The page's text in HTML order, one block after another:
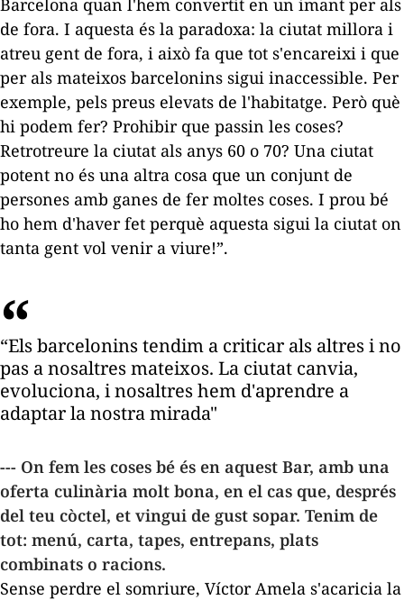
de fora. I aquesta és la paradoxa: la ciutat millora i
atreu gent de fora, i això fa que tot s'encareixi i que
per als mateixos barcelonins sigui inaccessible. Per
exemple, pels preus elevats de l'habitatge. Però què
hi podem fer? Prohibir que passin les coses?
Retrotreure la ciutat als anys 60 o 70? Una ciutat
potent no és una altra cosa que un conjunt de
persones amb ganes de fer moltes coses. I prou bé
ho hem d'haver fet perquè aquesta sigui la ciutat on
tanta gent vol venir a viure!”.
“Els barcelonins tendim a criticar als altres i no
pas a nosaltres mateixos. La ciutat canvia,
evoluciona, i nosaltres hem d'aprendre a
adaptar la nostra mirada"
--- On fem les coses bé és en aquest Bar, amb una
oferta culinària molt bona, en el cas que, després
del teu còctel, et vingui de gust sopar. Tenim de
tot: menú, carta, tapes, entrepans, plats
combinats o racions.
Sense perdre el somriure, Víctor Amela s'acaricia la